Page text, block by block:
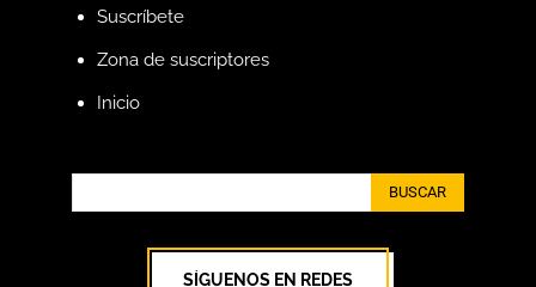
Suscríbete
Zona de suscriptores
Inicio
BUSCAR
SÍGUENOS EN REDES